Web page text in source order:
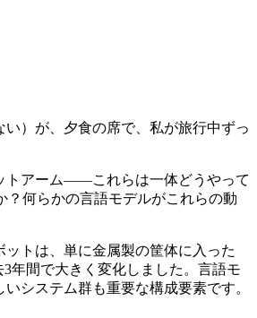
）が、夕食の席で、私が旅行中ずっ
トアーム――これらは一体どうやって
何らかの言語モデルがこれらの動
トは、単に金属製の筐体に入った
年間で大きく変化しました。言語モ
システム群も重要な構成要素です。